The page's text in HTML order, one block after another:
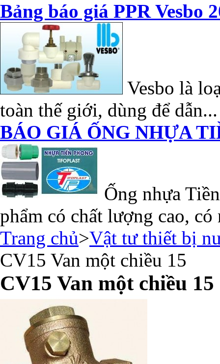
Bảng báo giá PPR Vesbo
Vesbo là
toàn thế giới, dùng để dẫn...
BÁO GIÁ ỐNG NHỰA
Ống nhựa
phẩm có chất lượng cao, có
Trang chủ>Vật tư thiết bị
CV15 Van một chiều 15
CV15 Van một chiều 15